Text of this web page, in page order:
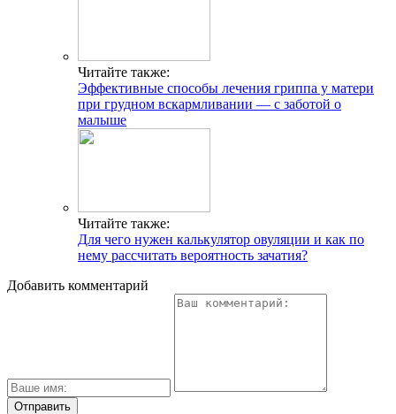
Читайте также:
Эффективные способы лечения гриппа у матери
при грудном вскармливании — с заботой о
малыше
Читайте также:
Для чего нужен калькулятор овуляции и как по
нему рассчитать вероятность зачатия?
Добавить комментарий